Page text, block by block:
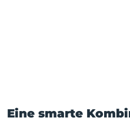
Eine smarte